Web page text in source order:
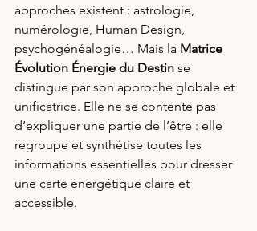
approches existent : astrologie,
numérologie, Human Design,
psychogénéalogie… Mais la Matrice
Évolution Énergie du Destin se
distingue par son approche globale et
unificatrice. Elle ne se contente pas
d’expliquer une partie de l’être : elle
regroupe et synthétise toutes les
informations essentielles pour dresser
une carte énergétique claire et
accessible.